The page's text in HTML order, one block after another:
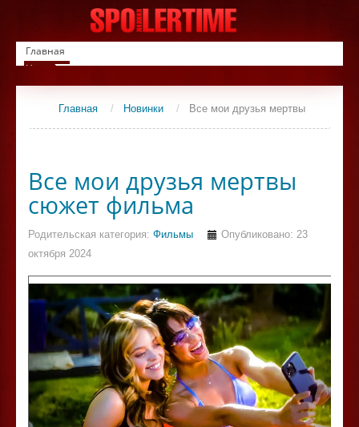
Главная
Новинки
Список фильмов
СериалыГлавная / Новинки / Все мои друзья мертвы
Все мои друзья мертвы
сюжет фильма
Родительская категория: Фильмы
Опубликовано: 23
октября 2024